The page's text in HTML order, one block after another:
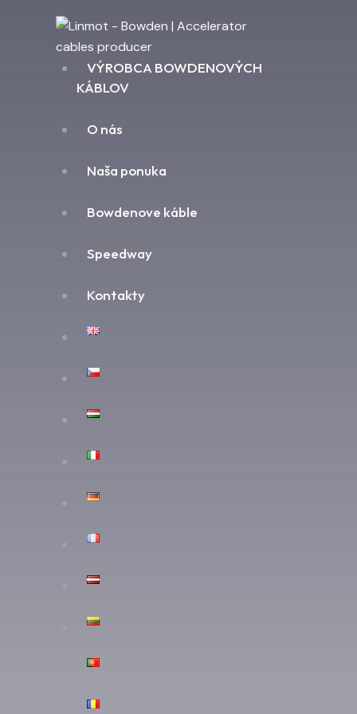
VÝROBCA BOWDENOVÝCH
KÁBLOV
O nás
Naša ponuka
Bowdenove káble
Speedway
Kontakty